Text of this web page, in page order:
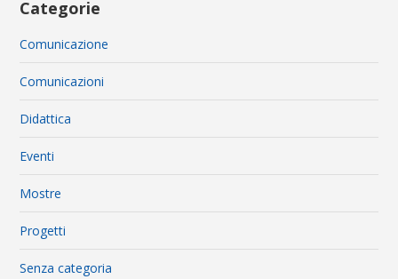
Categorie
Comunicazione
Comunicazioni
Didattica
Eventi
Mostre
Progetti
Senza categoria